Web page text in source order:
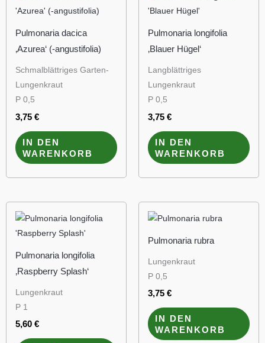
Pulmonaria dacica
‚Azurea‘ (-angustifolia)
Schmalblättriges Garten-
Lungenkraut
P 0,5
3,75 €
IN DEN
WARENKORB
Pulmonaria longifolia
‚Blauer Hügel‘
Langblättriges
Lungenkraut
P 0,5
3,75 €
IN DEN
WARENKORB
Pulmonaria longifolia
‚Raspberry Splash‘
Lungenkraut
P 1
5,60 €
Pulmonaria rubra
Lungenkraut
P 0,5
3,75 €
IN DEN
WARENKORB